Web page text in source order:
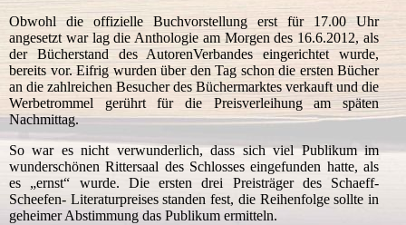
Obwohl die offizielle Buchvorstellung erst für 17.00 Uhr
angesetzt war lag die Anthologie am Morgen des 16.6.2012, als
der Bücherstand des AutorenVerbandes eingerichtet wurde,
bereits vor. Eifrig wurden über den Tag schon die ersten Bücher
an die zahlreichen Besucher des Büchermarktes verkauft und die
Werbetrommel gerührt für die Preisverleihung am späten
Nachmittag.
So war es nicht verwunderlich, dass sich viel Publikum im
wunderschönen Rittersaal des Schlosses eingefunden hatte, als
es „ernst“ wurde. Die ersten drei Preisträger des Schaeff-
Scheefen- Literaturpreises standen fest, die Reihenfolge sollte in
geheimer Abstimmung das Publikum ermitteln.